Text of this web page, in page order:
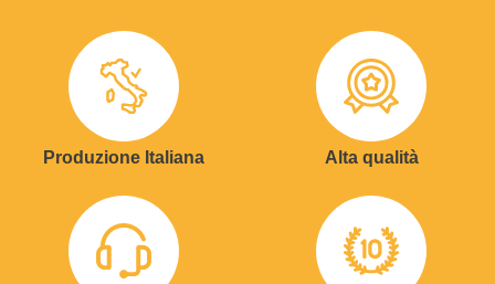
Produzione Italiana Alta qualità